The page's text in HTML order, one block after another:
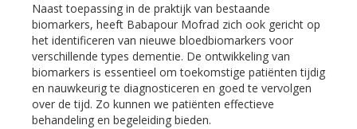
Naast toepassing in de praktijk van bestaande
biomarkers, heeft Babapour Mofrad zich ook gericht op
het identificeren van nieuwe bloedbiomarkers voor
verschillende types dementie. De ontwikkeling van
biomarkers is essentieel om toekomstige patiënten tijdig
en nauwkeurig te diagnosticeren en goed te vervolgen
over de tijd. Zo kunnen we patiënten effectieve
behandeling en begeleiding bieden.